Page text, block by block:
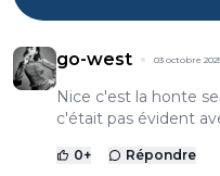
go-west 03 octobre
Nice c'est la honte
c'était pas évident
0+ Répondre